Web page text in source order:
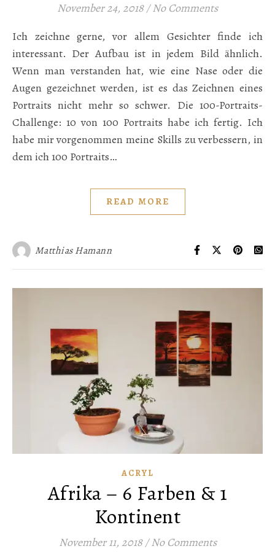
November 24, 2018 / No Comments
Ich zeichne gerne, vor allem Gesichter finde ich
interessant. Der Aufbau ist in jedem Bild ähnlich.
Wenn man verstanden hat, wie eine Nase oder die
Augen gezeichnet werden, ist es das Zeichnen eines
Portraits nicht mehr so schwer. Die 100-Portraits-
Challenge: 10 von 100 Portraits habe ich fertig. Ich
habe mir vorgenommen meine Skills zu verbessern, in
dem ich 100 Portraits…
READ MORE
Matthias Hamann
ACRYL
Afrika – 6 Farben & 1
Kontinent
November 11, 2018 / No Comments